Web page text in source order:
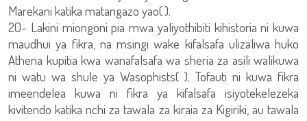
Marekani katika matangazo yao( ).
20- Lakini miongoni pia mwa yaliyothibiti kihistoria ni kuwa
maudhui ya fikra, na msingi wake kifalsafa ulizaliwa huko
Athena kupitia kwa wanafalsafa wa sheria za asili walikuwa
ni watu wa shule ya Wasophists( ). Tofauti ni kuwa fikra
imeendelea kuwa ni fikra ya kifalsafa isiyotekelezeka
kivitendo katika nchi za tawala za kiraia za Kigiriki, au tawala